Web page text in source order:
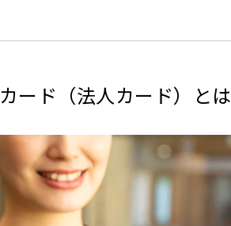
ード（法人カード）とは